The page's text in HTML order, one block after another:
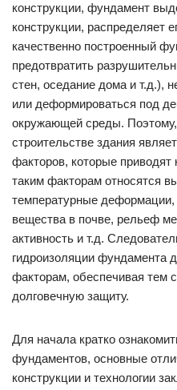
конструкции, фундамент
конструкции, распределяет
качественно построенный
предотвратить
стен, оседание дома и т.д.),
или деформироваться под
окружающей среды. Поэтому,
строительстве здания
факторов, которые
таким факторам относятся
температурные деформации,
вещества в почве, рельеф
активность и т.д.
гидроизоляции фундамента
факторам, обеспечивая тем
долговечную защиту.
Для начала кратко
фундаментов, основные
конструкции и технологии